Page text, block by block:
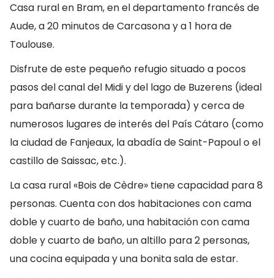
Casa rural en Bram, en el departamento francés de
Aude, a 20 minutos de Carcasona y a 1 hora de
Toulouse.
Disfrute de este pequeño refugio situado a pocos
pasos del canal del Midi y del lago de Buzerens (ideal
para bañarse durante la temporada) y cerca de
numerosos lugares de interés del País Cátaro (como
la ciudad de Fanjeaux, la abadía de Saint-Papoul o el
castillo de Saissac, etc.).
La casa rural «Bois de Cèdre» tiene capacidad para 8
personas. Cuenta con dos habitaciones con cama
doble y cuarto de baño, una habitación con cama
doble y cuarto de baño, un altillo para 2 personas,
una cocina equipada y una bonita sala de estar.